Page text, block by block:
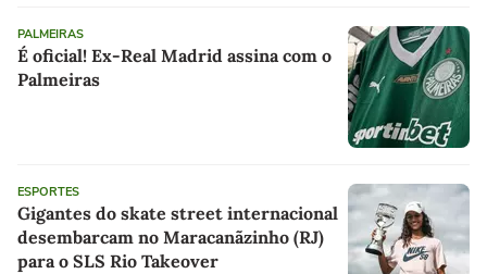
PALMEIRAS
É oficial! Ex-Real Madrid assina com o
Palmeiras
ESPORTES
Gigantes do skate street internacional
desembarcam no Maracanãzinho (RJ)
para o SLS Rio Takeover